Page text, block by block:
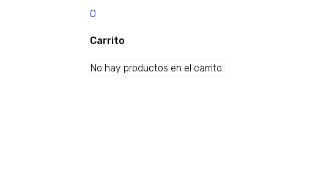
0
Carrito
No hay productos en el carrito.